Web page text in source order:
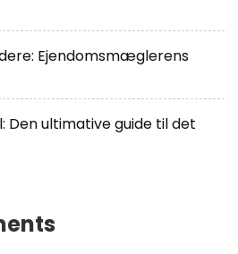
Ejendomsmæglerens
Den ultimative guide til det